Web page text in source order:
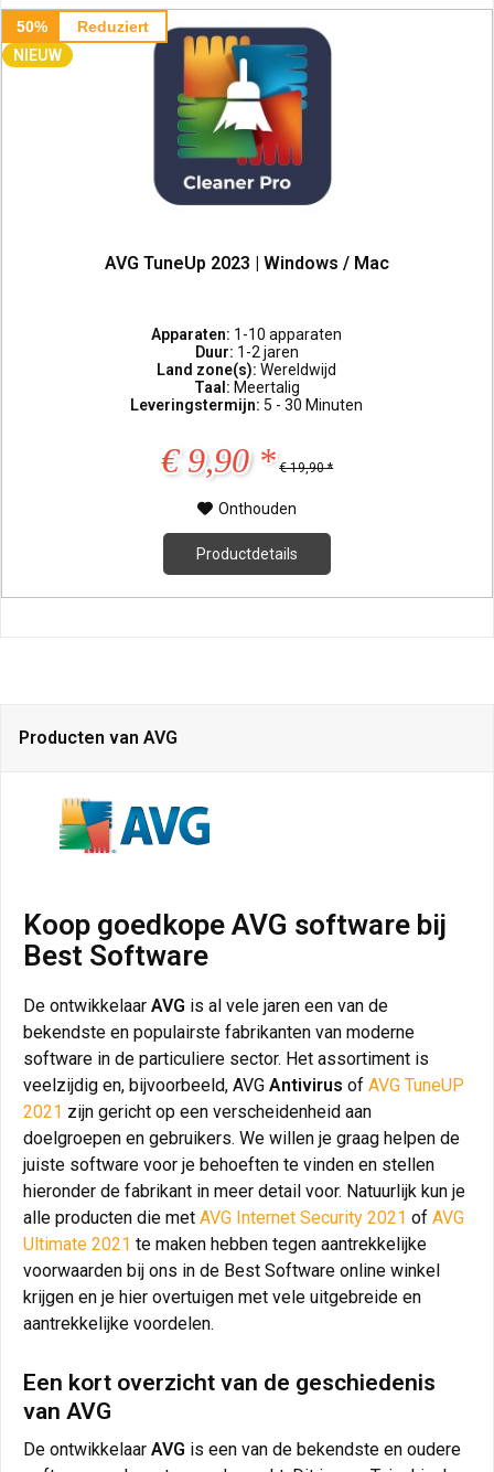
50%
Reduziert
NIEUW
AVG TuneUp 2023 | Windows / Mac
Apparaten: 1-10 apparaten
Duur: 1-2 jaren
Land zone(s):Wereldwijd
Taal: Meertalig
Leveringstermijn: 5 - 30 Minuten
€ 9,90 * € 19,90 *
Onthouden
Productdetails
Producten van AVG
Koop goedkope AVG software bij
Best Software
De ontwikkelaar AVG is al vele jaren een van de
bekendste en populairste fabrikanten van moderne
software in de particuliere sector. Het assortiment is
veelzijdig en, bijvoorbeeld, AVG Antivirus of AVG TuneUP
2021 zijn gericht op een verscheidenheid aan
doelgroepen en gebruikers. We willen je graag helpen de
juiste software voor je behoeften te vinden en stellen
hieronder de fabrikant in meer detail voor. Natuurlijk kun je
alle producten die met AVG Internet Security 2021 of AVG
Ultimate 2021 te maken hebben tegen aantrekkelijke
voorwaarden bij ons in de Best Software online winkel
krijgen en je hier overtuigen met vele uitgebreide en
aantrekkelijke voordelen.
Een kort overzicht van de geschiedenis
van AVG
De ontwikkelaar AVG is een van de bekendste en oudere